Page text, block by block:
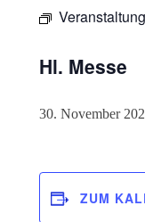
Hl. Messe
30. November
ZUM